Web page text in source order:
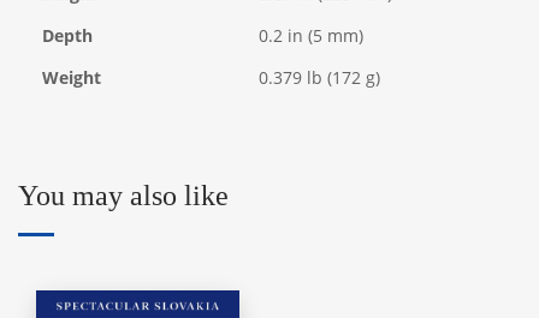
Depth
0.2 in (5 mm)
Weight
0.379 lb (172 g)
You may also like